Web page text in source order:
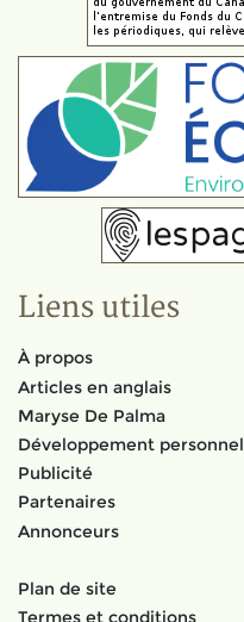
Liens utiles
À propos
Articles en anglais
Maryse De Palma
Développement personnel
Publicité
Partenaires
Annonceurs
Plan de site
Termes et conditions